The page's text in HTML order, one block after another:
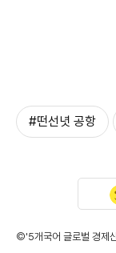
#떤선녓 공항
©'5개국어 글로벌 경제